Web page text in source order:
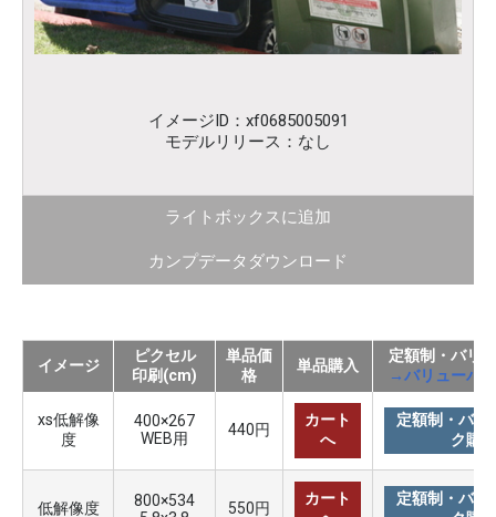
イメージID：xf0685005091
モデルリリース：なし
ライトボックスに追加
カンプデータダウンロード
イメージ
ピクセル
印刷(cm)
単品価
格
単品購入
定額制・バリ
→バリューパ
xs低解像
度
400×267
WEB用
440円
カート
へ
定額制・バリ
ク購入
低解像度
800×534
550円
カート
定額制・バリ